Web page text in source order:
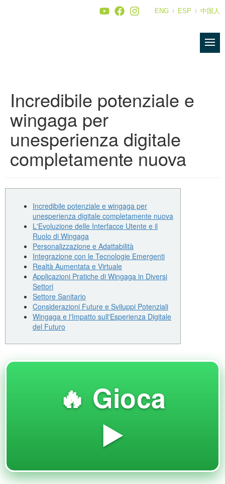
ENG ESP 中国人
Incredibile potenziale e
wingaga per
unesperienza digitale
completamente nuova
Incredibile potenziale e wingaga per
unesperienza digitale completamente nuova
L'Evoluzione delle Interfacce Utente e il
Ruolo di Wingaga
Personalizzazione e Adattabilità
Integrazione con le Tecnologie Emergenti
Realtà Aumentata e Virtuale
Applicazioni Pratiche di Wingaga in Diversi
Settori
Settore Sanitario
Considerazioni Future e Sviluppi Potenziali
Wingaga e l'Impatto sull'Esperienza Digitale
del Futuro
🔥 Gioca
▶️